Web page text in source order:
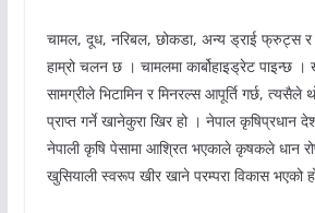
चामल, दूध, नरिबल, छोकडा, अन्य ड्राई फ्रुट्स र
हाम्रो चलन छ । चामलमा कार्बोहाइड्रेट पाइन्छ ।
सामग्रीले भिटामिन र मिनरल्स आपूर्ति गर्छ, त्यसैले
प्राप्त गर्ने खानेकुरा खिर हो । नेपाल
नेपाली कृषि पेसामा आश्रित भएकाले कृषकले धान
खुसियाली स्वरूप खीर खाने परम्परा विकास भएको